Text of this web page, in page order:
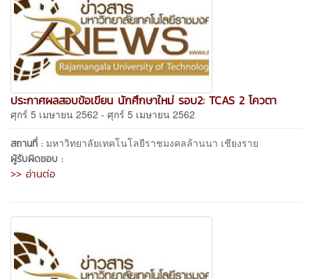
ประกาศผลสอบข้อเขียน นักศึกษาใหม่ รอบ2: TCAS 2 โควตา
ศุกร์ 5 เมษายน 2562 - ศุกร์ 5 เมษายน 2562
สถานที่ : มหาวิทยาลัยเทคโนโลยีราชมงคลล้านนา เชียงราย
ผู้รับผิดชอบ :
>> อ่านต่อ